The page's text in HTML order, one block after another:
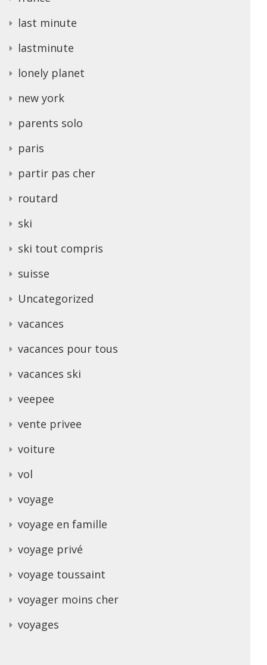
last minute
lastminute
lonely planet
new york
parents solo
paris
partir pas cher
routard
ski
ski tout compris
suisse
Uncategorized
vacances
vacances pour tous
vacances ski
veepee
vente privee
voiture
vol
voyage
voyage en famille
voyage privé
voyage toussaint
voyager moins cher
voyages